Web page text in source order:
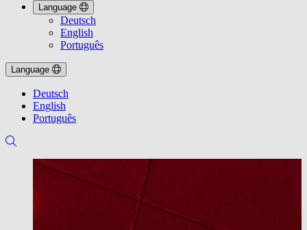
Language
Deutsch
English
Português
Language
Deutsch
English
Português